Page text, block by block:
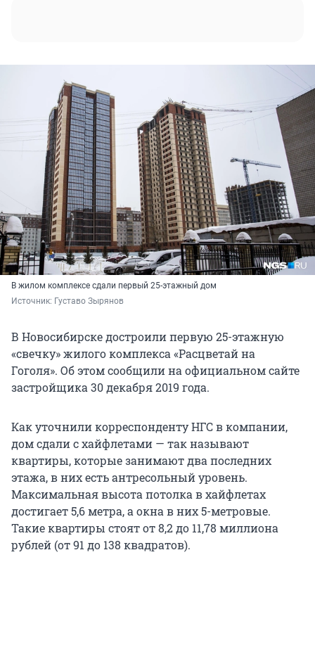
В жилом комплексе сдали первый 25-этажный дом
Источник: Густаво Зырянов
В Новосибирске достроили первую 25-этажную
«свечку» жилого комплекса «Расцветай на
Гоголя». Об этом сообщили на официальном сайте
застройщика 30 декабря 2019 года.
Как уточнили корреспонденту НГС в компании,
дом сдали с хайфлетами — так называют
квартиры, которые занимают два последних
этажа, в них есть антресольный уровень.
Максимальная высота потолка в хайфлетах
достигает 5,6 метра, а окна в них 5-метровые.
Такие квартиры стоят от 8,2 до 11,78 миллиона
рублей (от 91 до 138 квадратов).